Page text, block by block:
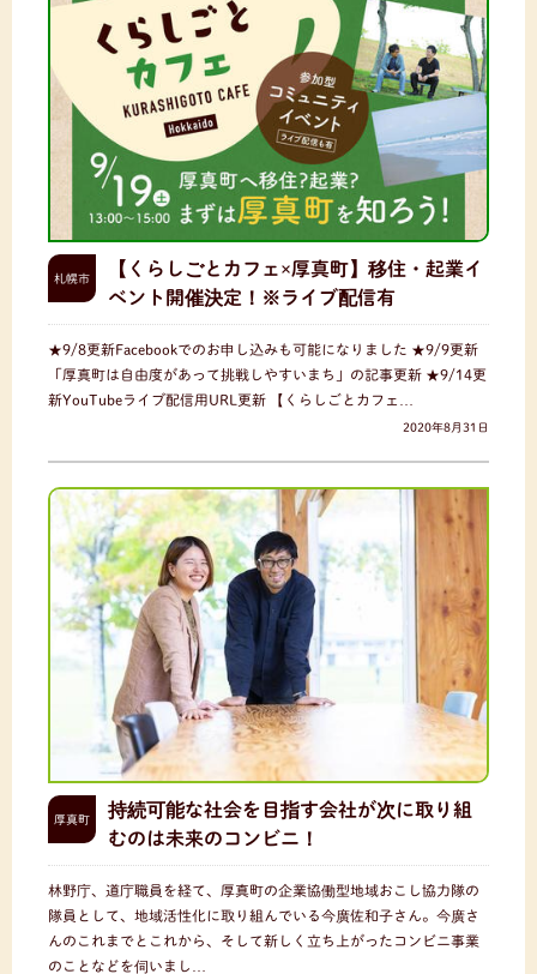
札幌市
【くらしごとカフェ×厚真町】移住・起業イ
ベント開催決定！※ライブ配信有
★9/8更新Facebookでのお申し込みも可能になりました ★9/9更新
「厚真町は自由度があって挑戦しやすいまち」の記事更新 ★9/14更
新YouTubeライブ配信用URL更新 【くらしごとカフェ…
2020年8月31日
厚真町
持続可能な社会を目指す会社が次に取り組
むのは未来のコンビニ！
林野庁、道庁職員を経て、厚真町の企業協働型地域おこし協力隊の
隊員として、地域活性化に取り組んでいる今廣佐和子さん。今廣さ
んのこれまでとこれから、そして新しく立ち上がったコンビニ事業
のことなどを伺いまし…